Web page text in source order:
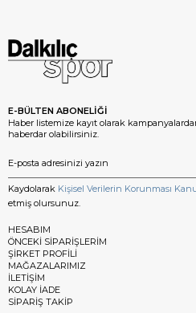
E-BÜLTEN ABONELİĞİ
Haber listemize kayıt olarak
haberdar olabilirsiniz.
Kaydolarak Kişisel Verilerin Korunması
etmiş olursunuz.
HESABIM
ÖNCEKİ SİPARİŞLERİM
ŞİRKET PROFİLİ
MAĞAZALARIMIZ
İLETİŞİM
KOLAY İADE
SİPARİŞ TAKİP